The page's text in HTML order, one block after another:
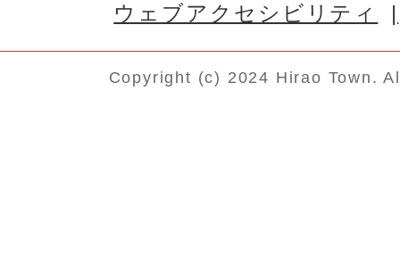
ウェブアクセシビリティ
Copyright (c) 2024 Hirao Town.